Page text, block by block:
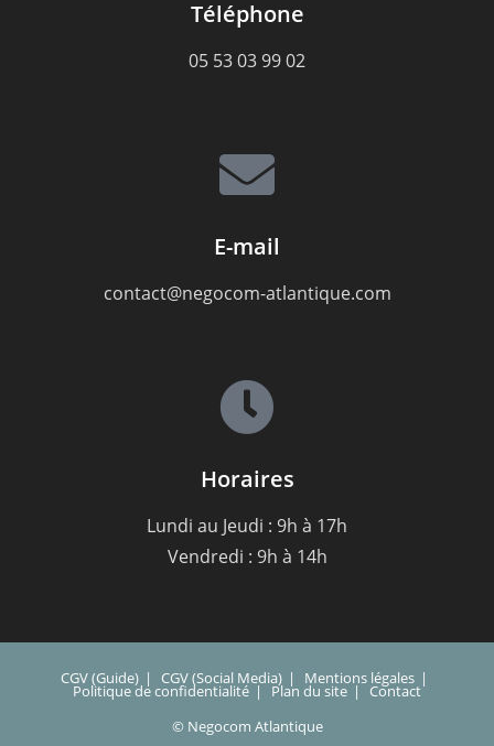
Téléphone
05 53 03 99 02
E-mail
contact@negocom-atlantique.com
Horaires
Lundi au Jeudi : 9h à 17h
Vendredi : 9h à 14h
CGV (Guide) CGV (Social Media) Mentions légales
Politique de confidentialité Plan du site
Contact
© Negocom Atlantique